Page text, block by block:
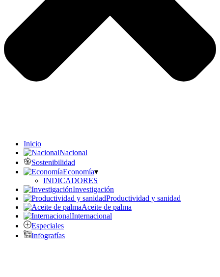
Inicio
Nacional
Sostenibilidad
Economía▾
INDICADORES
Investigación
Productividad y sanidad
Aceite de palma
Internacional
Especiales
Infografías